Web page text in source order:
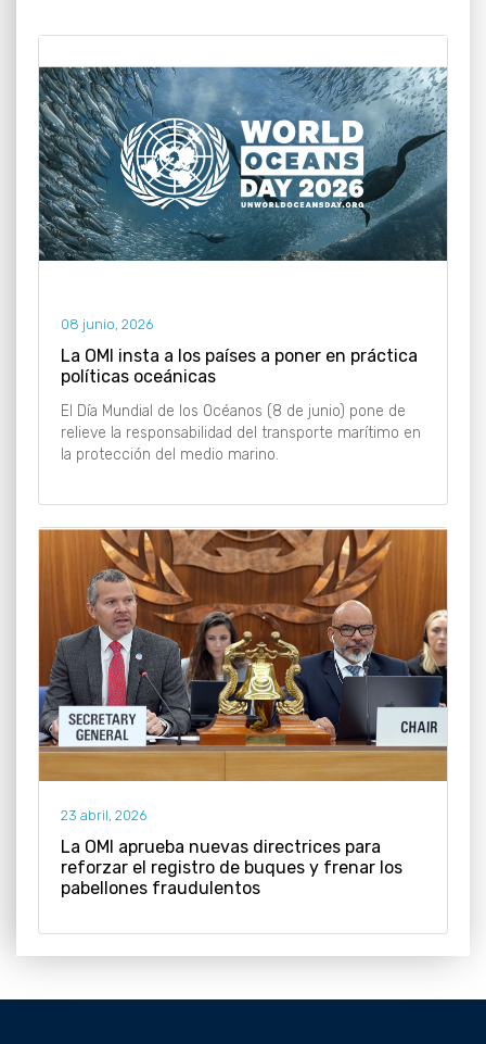
08 junio, 2026
La OMI insta a los países a poner en práctica
políticas oceánicas
El Día Mundial de los Océanos (8 de junio) pone de
relieve la responsabilidad del transporte marítimo en
la protección del medio marino.
23 abril, 2026
La OMI aprueba nuevas directrices para
reforzar el registro de buques y frenar los
pabellones fraudulentos